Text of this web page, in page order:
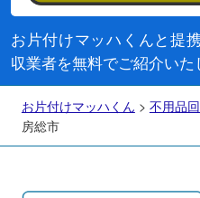
お片付けマッハくんと提
収業者を無料でご紹介いた
お片付けマッハくん > 不用品
房総市